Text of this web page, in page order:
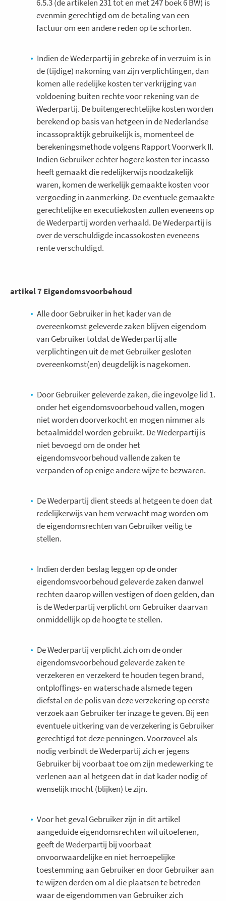
6.5.3 (de artikelen 231 tot en met 247 boek 6 BW) is
evenmin gerechtigd om de betaling van een
factuur om een andere reden op te schorten.
Indien de Wederpartij in gebreke of in verzuim is in
de (tijdige) nakoming van zijn verplichtingen, dan
komen alle redelijke kosten ter verkrijging van
voldoening buiten rechte voor rekening van de
Wederpartij. De buitengerechtelijke kosten worden
berekend op basis van hetgeen in de Nederlandse
incassopraktijk gebruikelijk is, momenteel de
berekeningsmethode volgens Rapport Voorwerk II.
Indien Gebruiker echter hogere kosten ter incasso
heeft gemaakt die redelijkerwijs noodzakelijk
waren, komen de werkelijk gemaakte kosten voor
vergoeding in aanmerking. De eventuele gemaakte
gerechtelijke en executiekosten zullen eveneens op
de Wederpartij worden verhaald. De Wederpartij is
over de verschuldigde incassokosten eveneens
rente verschuldigd.
artikel 7 Eigendomsvoorbehoud
Alle door Gebruiker in het kader van de
overeenkomst geleverde zaken blijven eigendom
van Gebruiker totdat de Wederpartij alle
verplichtingen uit de met Gebruiker gesloten
overeenkomst(en) deugdelijk is nagekomen.
Door Gebruiker geleverde zaken, die ingevolge lid 1.
onder het eigendomsvoorbehoud vallen, mogen
niet worden doorverkocht en mogen nimmer als
betaalmiddel worden gebruikt. De Wederpartij is
niet bevoegd om de onder het
eigendomsvoorbehoud vallende zaken te
verpanden of op enige andere wijze te bezwaren.
De Wederpartij dient steeds al hetgeen te doen dat
redelijkerwijs van hem verwacht mag worden om
de eigendomsrechten van Gebruiker veilig te
stellen.
Indien derden beslag leggen op de onder
eigendomsvoorbehoud geleverde zaken danwel
rechten daarop willen vestigen of doen gelden, dan
is de Wederpartij verplicht om Gebruiker daarvan
onmiddellijk op de hoogte te stellen.
De Wederpartij verplicht zich om de onder
eigendomsvoorbehoud geleverde zaken te
verzekeren en verzekerd te houden tegen brand,
ontploffings- en waterschade alsmede tegen
diefstal en de polis van deze verzekering op eerste
verzoek aan Gebruiker ter inzage te geven. Bij een
eventuele uitkering van de verzekering is Gebruiker
gerechtigd tot deze penningen. Voorzoveel als
nodig verbindt de Wederpartij zich er jegens
Gebruiker bij voorbaat toe om zijn medewerking te
verlenen aan al hetgeen dat in dat kader nodig of
wenselijk mocht (blijken) te zijn.
Voor het geval Gebruiker zijn in dit artikel
aangeduide eigendomsrechten wil uitoefenen,
geeft de Wederpartij bij voorbaat
onvoorwaardelijke en niet herroepelijke
toestemming aan Gebruiker en door Gebruiker aan
te wijzen derden om al die plaatsen te betreden
waar de eigendommen van Gebruiker zich